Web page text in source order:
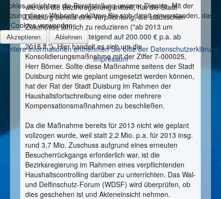
wie uns die Bezirkregierung mitteilt, hat die Stadt
Duisburg bereits eine Verpflichtung, die städtischen
Zuschüsse jährlich zu reduzieren ("ab 2013 um
50.000 jährlich - ansteigend auf 200.000 € p.a. ab
2018 ff."). Hier handelt es sich um die
Konsolidierungsmaßnahme mit der Ziffer 7-000025,
Herr Börner. Sollte diese Maßnahme seitens der Stadt
Duisburg nicht wie geplant umgesetzt werden können,
hat der Rat der Stadt Duisburg im Rahmen der
Haushaltsfortschreibung eine oder mehrere
Kompensationsmaßnahmen zu beschließen.
Da die Maßnahme bereits für 2013 nicht wie geplant
vollzogen wurde, weil statt 2,2 Mio. p.a. für 2013 insg.
rund 3,7 Mio. Zuschuss aufgrund eines erneuten
Besucherrückgangs erforderlich war, ist die
Bezirksregierung im Rahmen eines verpflichtenden
Haushaltscontrolling darüber zu unterrichten. Das Wal-
und Delfinschutz-Forum (WDSF) wird überprüfen, ob
dies geschehen ist und Akteneinsicht nehmen.
Cookies erleichtern die Bereitstellung unserer Dienste. Mit der
Nutzung dieser Webseite erklären Sie sich damit einverstanden, dass
wir Cookies verwenden
Akzeptieren Ablehnen
Weitere Informationen entnehmen Sie bitte der Datenschutzerklärung
Impressum